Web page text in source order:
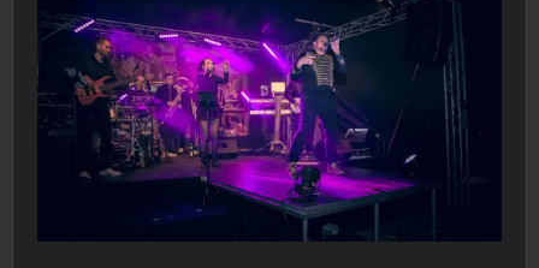
Jahres-
Abschlusskonzert
am
23.11.2024